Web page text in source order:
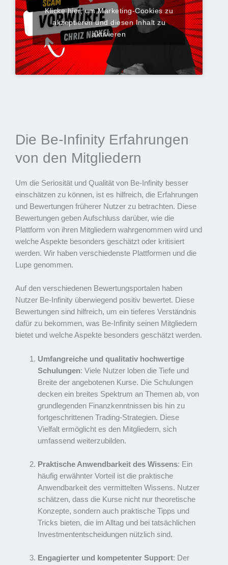
Klicke hier, um Marketing-Cookies zu
akzeptieren und diesen Inhalt zu
aktivieren
Die Be-Infinity Erfahrungen
von den Mitgliedern
Um die Seriosität und Qualität von Be-Infinity besser
einschätzen zu können, ist es hilfreich, die Erfahrungen
und Bewertungen früherer Nutzer zu betrachten. Diese
Bewertungen geben Aufschluss darüber, wie die
Plattform von ihren Mitgliedern wahrgenommen wird und
welche Aspekte besonders geschätzt oder kritisiert
werden. Wir haben verschiedenste Plattformen und die
Lupe genommen.
Auf den verschiedenen Bewertungsportalen haben
Nutzer Be-Infinity überwiegend positiv bewertet. Diese
Bewertungen sind hilfreich, um ein tieferes Verständnis
dafür zu bekommen, was Be-Infinity seinen Mitgliedern
bietet und welche Aspekte besonders geschätzt werden.
Umfangreiche und qualitativ hochwertige
Schulungen: Viele Nutzer loben die Tiefe und
Breite der angebotenen Kurse. Die Schulungen
decken ein breites Spektrum an Themen ab, von
grundlegenden Finanzkenntnissen bis hin zu
fortgeschrittenen Trading-Strategien. Diese
Vielfalt ermöglicht es den Mitgliedern, sich
umfassend weiterzubilden.
Praktische Anwendbarkeit des Wissens: Ein
häufig erwähnter Vorteil ist die praktische
Anwendbarkeit des vermittelten Wissens. Nutzer
schätzen, dass die Kurse nicht nur theoretische
Konzepte, sondern auch praktische Tipps und
Tricks bieten, die im Alltag und bei tatsächlichen
Investmententscheidungen nützlich sind.
Engagierter und kompetenter Support: Der